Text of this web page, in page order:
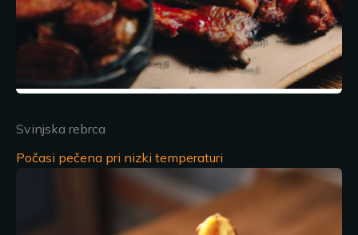
Svinjska rebrca
Počasi pečena pri nizki temperaturi